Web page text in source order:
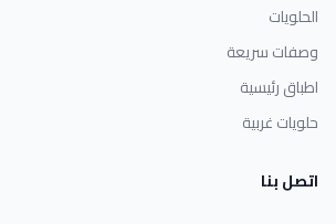
الحلويات
وصفات سريعة
اطباق رئيسية
حلويات غربية
اتصل بنا